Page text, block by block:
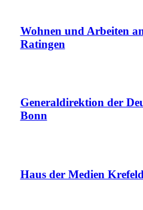
Wohnen und Arbeiten
Ratingen
Generaldirektion der
Bonn
Haus der Medien Krefeld